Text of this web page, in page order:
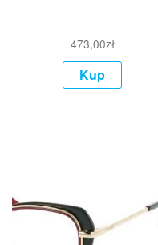
473,00zł
Kup